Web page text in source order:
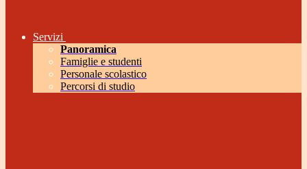
Servizi
Panoramica
Famiglie e studenti
Personale scolastico
Percorsi di studio